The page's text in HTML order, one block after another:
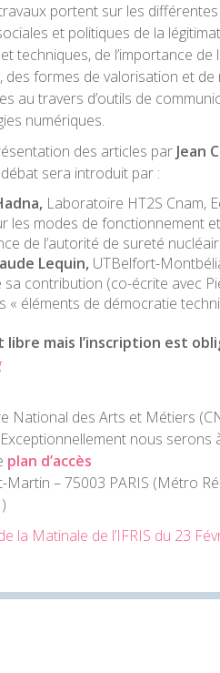
portent sur les
et politiques de la
techniques, de l’importance
des formes de valorisation et de
au travers d’outils de
numériques.
des articles par Jean
débat sera introduit par :
Laboratoire HT2S Cnam,
les modes de fonctionnement
de l’autorité de sureté
Lequin, UTBelfort-
contribution (co-écrite avec
« éléments de démocratie
libre mais l’inscription est
National des Arts et Métiers
Exceptionnellement nous serons
plan d’accès
Martin – 75003 PARIS (Métro
la Matinale de l’IFRIS du 23